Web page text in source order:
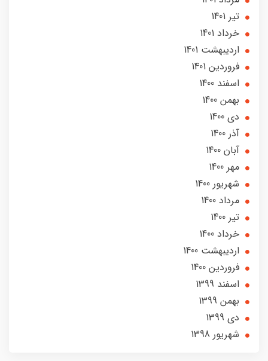
تير 1401
خرداد 1401
ارديبهشت 1401
فروردین 1401
اسفند 1400
بهمن 1400
دی 1400
آذر 1400
آبان 1400
مهر 1400
شهریور 1400
مرداد 1400
تير 1400
خرداد 1400
ارديبهشت 1400
فروردین 1400
اسفند 1399
بهمن 1399
دی 1399
شهریور 1398